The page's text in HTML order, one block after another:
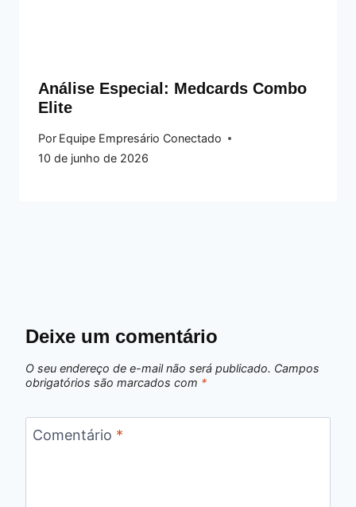
Análise Especial: Medcards Combo
Elite
Por Equipe Empresário Conectado
10 de junho de 2026
Deixe um comentário
O seu endereço de e-mail não será publicado. Campos
obrigatórios são marcados com *
Comentário *